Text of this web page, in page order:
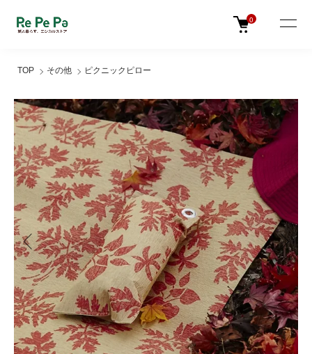
0
TOP その他 ピクニックピロー